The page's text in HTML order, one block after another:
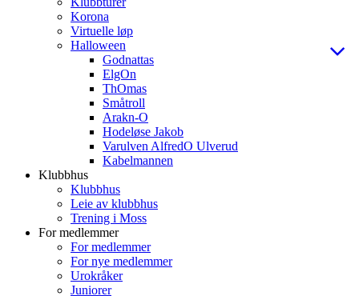
Korona
Virtuelle løp
Halloween
Godnattas
ElgOn
ThOmas
Småtroll
Arakn-O
Hodeløse Jakob
Varulven AlfredO Ulverud
Kabelmannen
Klubbhus
Klubbhus
Leie av klubbhus
Trening i Moss
For medlemmer
For medlemmer
For nye medlemmer
Urokråker
Juniorer